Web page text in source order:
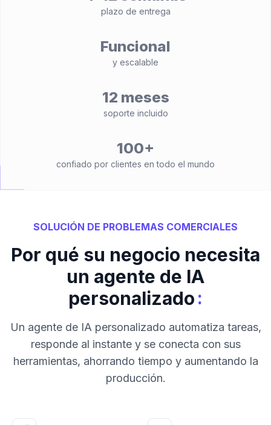
plazo de entrega
Funcional
y escalable
12 meses
soporte incluido
100+
confiado por clientes en todo el mundo
SOLUCIÓN DE PROBLEMAS COMERCIALES
Por qué su negocio necesita
un agente de IA
personalizado:
Un agente de IA personalizado automatiza tareas,
responde al instante y se conecta con sus
herramientas, ahorrando tiempo y aumentando la
producción.